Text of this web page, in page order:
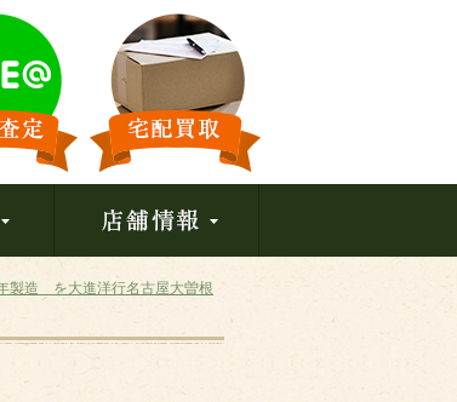
造 を大進洋行名古屋大曽根